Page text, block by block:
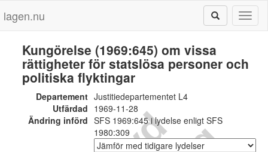
lagen.nu
Kungörelse (1969:645) om vissa
rättigheter för statslösa personer och
politiska flyktingar
Departement Justitiedepartementet L4
Utfärdad 1969-11-28
Ändring införd SFS 1969:645 i lydelse enligt SFS
1980:309